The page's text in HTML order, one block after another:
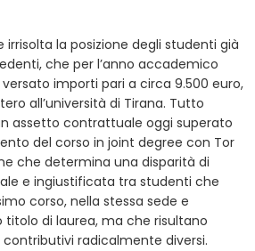
irrisolta la posizione degli studenti già
che per l’anno accademico
importi pari a circa 9.500 euro,
all’università di Tirana. Tutto
assetto contrattuale oggi superato
del corso in joint degree con Tor
che determina una disparità di
e ingiustificata tra studenti che
corso, nella stessa sede e
titolo di laurea, ma che risultano
radicalmente diversi.